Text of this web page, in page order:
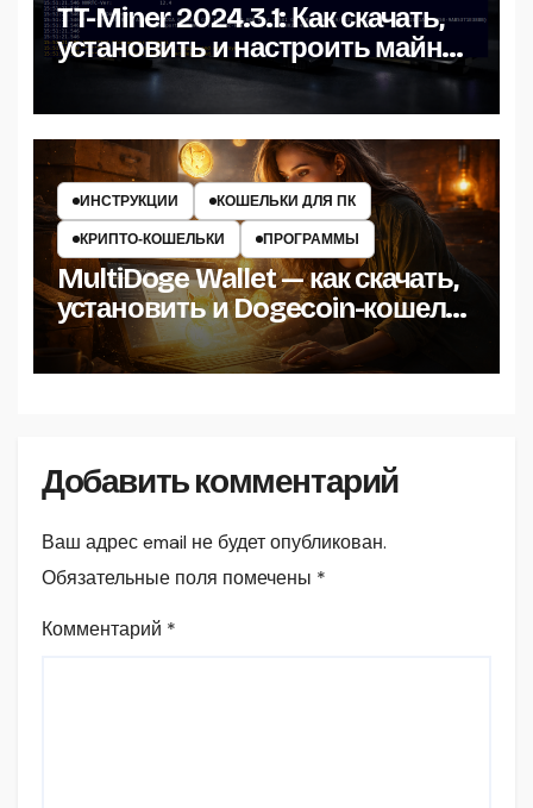
TT-Miner 2024.3.1: Как скачать,
установить и настроить майнер
на Windows
ИНСТРУКЦИИ
КОШЕЛЬКИ ДЛЯ ПК
КРИПТО‑КОШЕЛЬКИ
ПРОГРАММЫ
MultiDoge Wallet — как скачать,
установить и Dogecoin-кошелёк
на Windows
Добавить комментарий
Ваш адрес email не будет опубликован.
Обязательные поля помечены *
Комментарий *